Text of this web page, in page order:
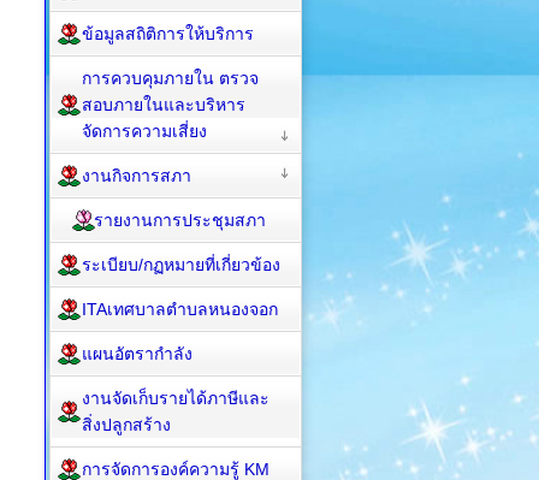
ข้อมูลสถิติการให้บริการ
การควบคุมภายใน ตรวจ
สอบภายในและบริหาร
จัดการความเสี่ยง
งานกิจการสภา
รายงานการประชุมสภา
ระเบียบ/กฏหมายที่เกี่ยวข้อง
ITAเทศบาลตำบลหนองจอก
แผนอัตรากำลัง
งานจัดเก็บรายได้ภาษีและ
สิ่งปลูกสร้าง
การจัดการองค์ความรู้ KM